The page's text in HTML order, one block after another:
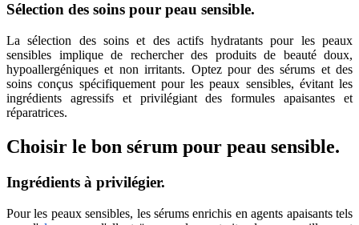
Sélection des soins pour peau sensible.
La sélection des soins et des actifs hydratants pour les peaux
sensibles implique de rechercher des produits de beauté doux,
hypoallergéniques et non irritants. Optez pour des sérums et des
soins conçus spécifiquement pour les peaux sensibles, évitant les
ingrédients agressifs et privilégiant des formules apaisantes et
réparatrices.
Choisir le bon sérum pour peau sensible.
Ingrédients à privilégier.
Pour les peaux sensibles, les sérums enrichis en agents apaisants tels